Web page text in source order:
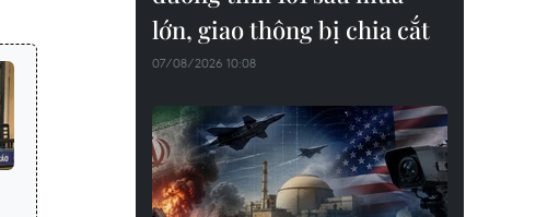
lớn, giao thông bị chia cắt
07/08/2026 10:08